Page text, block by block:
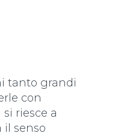
tanto grandi
con
riesce a
il senso